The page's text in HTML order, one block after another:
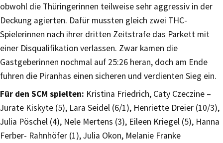
obwohl die Thüringerinnen teilweise sehr aggressiv in der
Deckung agierten. Dafür mussten gleich zwei THC-
Spielerinnen nach ihrer dritten Zeitstrafe das Parkett mit
einer Disqualifikation verlassen. Zwar kamen die
Gastgeberinnen nochmal auf 25:26 heran, doch am Ende
fuhren die Piranhas einen sicheren und verdienten Sieg ein.
Für den SCM spielten: Kristina Friedrich, Caty Czeczine –
Jurate Kiskyte (5), Lara Seidel (6/1), Henriette Dreier (10/3),
Julia Pöschel (4), Nele Mertens (3), Eileen Kriegel (5), Hanna
Ferber- Rahnhöfer (1), Julia Okon, Melanie Franke